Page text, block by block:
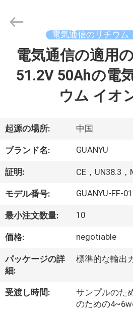
私
達
に
つ
て
technology
電気通信のリチウム
電気通信の適用
51.2V 50Ahの電
ウム イオ
起源の場所: 中国
ブランド名: GUANYU
証明: CE，UN38.3，
モデル番号: GUANYU-FF-
最小注文数量: 10
価格: negotiable
パッケージの詳
細:
標準的な輸出
受渡し時間:
サンプルのた
のための